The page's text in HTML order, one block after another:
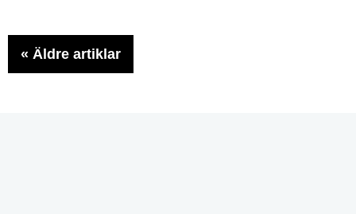
« Äldre artiklar